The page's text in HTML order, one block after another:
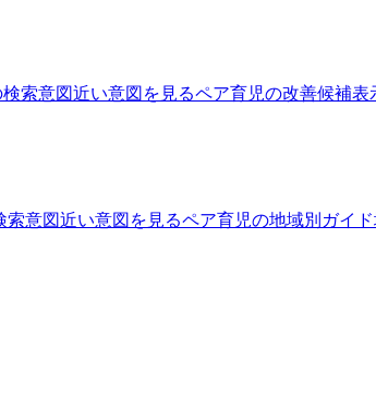
索意図近い意図を見るペア育児の改善候補表
索意図近い意図を見るペア育児の地域別ガイド